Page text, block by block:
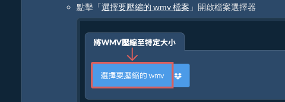
點擊「選擇要壓縮的 wmv 檔案 」開啟檔案選擇器